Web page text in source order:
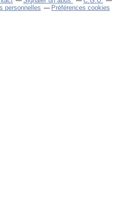
personnelles
Préférences cookies